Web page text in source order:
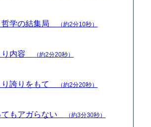
哲学の結集局 （約2分10秒）
り内容 （約2分20秒）
り誇りをもて （約2分20秒）
てもアガらない （約3分30秒）